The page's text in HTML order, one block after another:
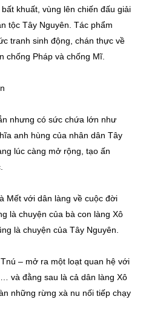
khuất, vùng lên chiến đấu giải
tộc Tây Nguyên. Tác phẩm
tranh sinh động, chán thực về
chống Pháp và chống Mĩ.
nhưng có sức chứa lớn như
anh hùng của nhân dân Tây
lúc càng mở rộng, tạo ấn
Mết với dân làng về cuộc đời
là chuyện của bà con làng Xô
là chuyện của Tây Nguyên.
– mở ra một loạt quan hệ với
và đằng sau là cả dân làng Xô
những rừng xà nu nối tiếp chạy